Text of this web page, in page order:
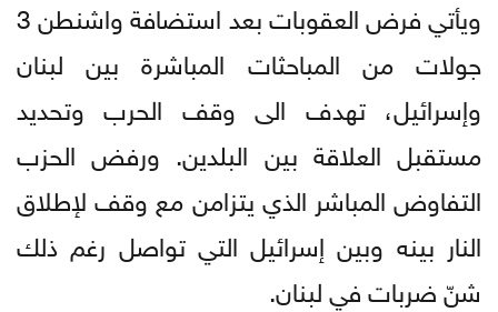
ويأتي فرض العقوبات بعد استضافة واشنطن 3
جولات من المباحثات المباشرة بين لبنان
وإسرائيل، تهدف الى وقف الحرب وتحديد
مستقبل العلاقة بين البلدين. ورفض الحزب
التفاوض المباشر الذي يتزامن مع وقف لإطلاق
النار بينه وبين إسرائيل التي تواصل رغم ذلك
شنّ ضربات في لبنان.